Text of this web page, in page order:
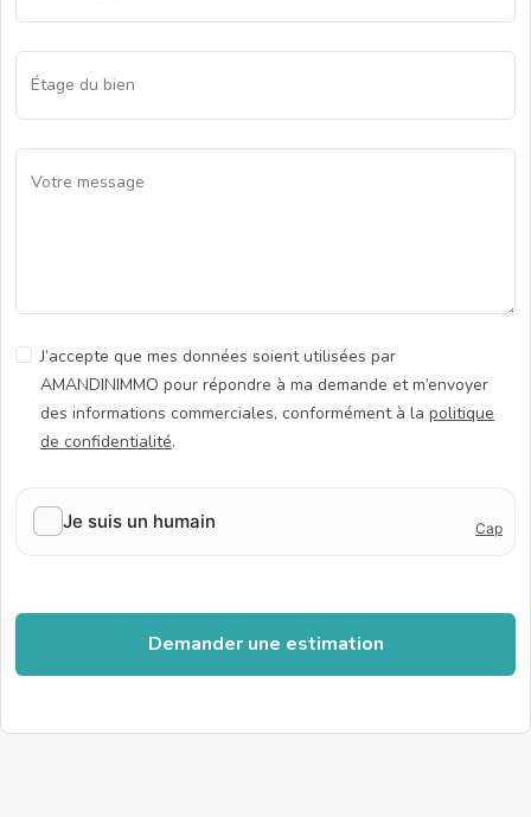
Étage du bien
Votre message
J’accepte que mes données soient utilisées par
AMANDINIMMO pour répondre à ma demande et m’envoyer
des informations commerciales, conformément à la politique
de confidentialité.
Demander une estimation